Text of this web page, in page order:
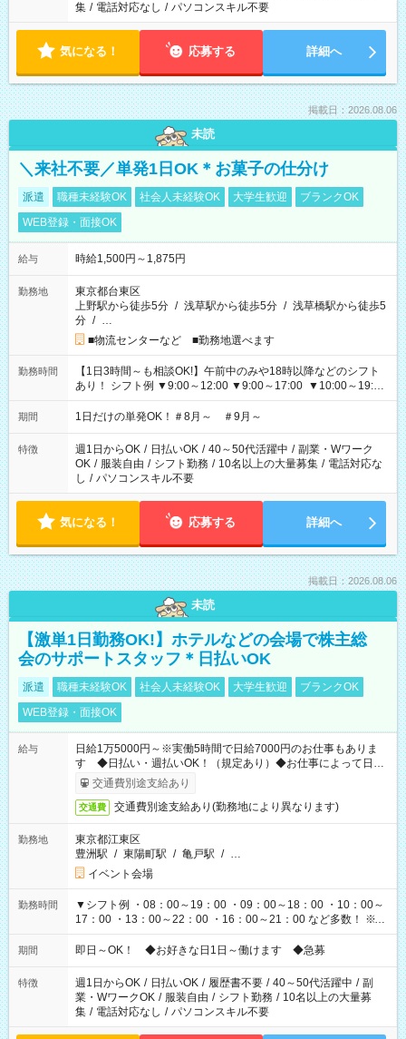
集 / 電話対応なし / パソコンスキル不要
気になる！ 応募する 詳細へ
掲載日：2026.08.06
未読
＼来社不要／単発1日OK＊お菓子の仕分け
派遣 職種未経験OK 社会人未経験OK 大学生歓迎
ブランクOK
WEB登録・面接OK
給与 時給1,500円～1,875円
勤務地
東京都台東区
上野駅から徒歩5分 / 浅草駅から徒歩5分 / 浅草橋駅から徒歩5
分 / …
■物流センターなど ■勤務地選べます
勤務時間
【1日3時間～も相談OK!】午前中のみや18時以降などのシフト
あり！ シフト例 ▼9:00～12:00 ▼9:00～17:00 ▼10:00～19:00
▼18:00～21:00
期間 1日だけの単発OK！＃8月～ ＃9月～
特徴 週1日からOK / 日払いOK / 40～50代活躍中 / 副業・Wワーク
OK / 服装自由 / シフト勤務 / 10名以上の大量募集 / 電話対応な
し / パソコンスキル不要
気になる！ 応募する 詳細へ
掲載日：2026.08.06
未読
【激単1日勤務OK!】ホテルなどの会場で株主総
会のサポートスタッフ＊日払いOK
派遣 職種未経験OK 社会人未経験OK 大学生歓迎
ブランクOK
WEB登録・面接OK
給与
日給1万5000円～※実働5時間で日給7000円のお仕事もありま
す ◆日払い・週払いOK！（規定あり）◆お仕事によって日給
も異なります
交通費別途支給あり
交通費 交通費別途支給あり(勤務地により異なります)
勤務地
東京都江東区
豊洲駅 / 東陽町駅 / 亀戸駅 / …
イベント会場
勤務時間
▼シフト例 ・08：00～19：00 ・09：00～18：00 ・10：00～
17：00 ・13：00～22：00 ・16：00～21：00 など多数！ ※お
仕事により勤務時間が異なります
期間 即日～OK！ ◆お好きな日1日～働けます ◆急募
特徴 週1日からOK / 日払いOK / 履歴書不要 / 40～50代活躍中 / 副
業・WワークOK / 服装自由 / シフト勤務 / 10名以上の大量募
集 / 電話対応なし / パソコンスキル不要